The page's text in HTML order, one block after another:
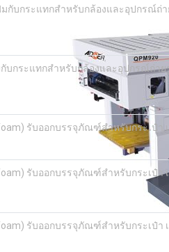
กับกระแทกสำหรับกล้องและอุปกรณ์ถ่
บกระแทกสำหรับกล้องและอุปกรณ์ถ่า
รับออกบรรจุภัณฑ์สำหรับกระเป๋า เ
รับออกบรรจุภัณฑ์สำหรับกระเป๋า
รับออกบรรจุภัณฑ์สำหรับกระเป๋า